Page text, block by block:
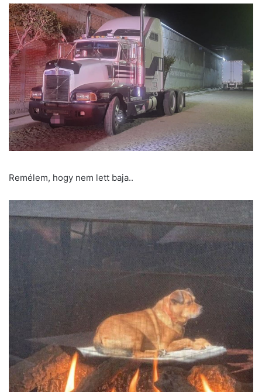
Remélem, hogy nem lett baja..